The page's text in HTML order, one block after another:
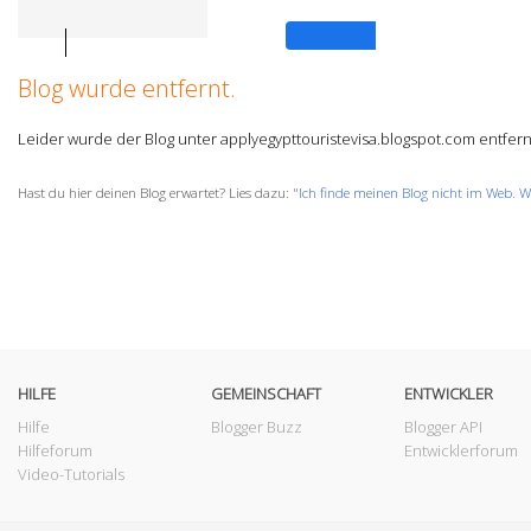
Blog wurde entfernt.
Leider wurde der Blog unter applyegypttouristevisa.blogspot.com
Hast du hier deinen Blog erwartet? Lies dazu: "Ich finde meinen Blog nicht im Web.
HILFE
Hilfe
Hilfeforum
Video-Tutorials
GEMEINSCHAFT
Blogger Buzz
ENTWICKLER
Blogger API
Entwicklerforum